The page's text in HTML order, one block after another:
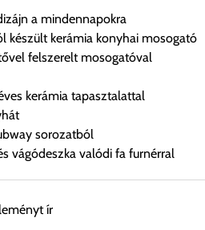
a mindennapokra
készült kerámia konyhai mosogató
felszerelt mosogatóval
kerámia tapasztalattal
sorozatból
vágódeszka valódi fa furnérral
ír